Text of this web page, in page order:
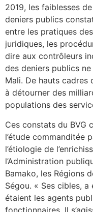
2019, les faiblesses
deniers publics
entre les pratiques
juridiques, les
dire aux contrôleurs
des deniers publics
Mali. De hauts cadres
à détourner des
populations des
Ces constats du BVG
l’étude commanditée
l’étiologie de
l’Administration
Bamako, les Régions
Ségou. « Ses cibles, a
étaient les agents
fonctionnaires. Il